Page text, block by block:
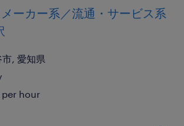
ーカー系／流通・サービス系
, 愛知県
hour